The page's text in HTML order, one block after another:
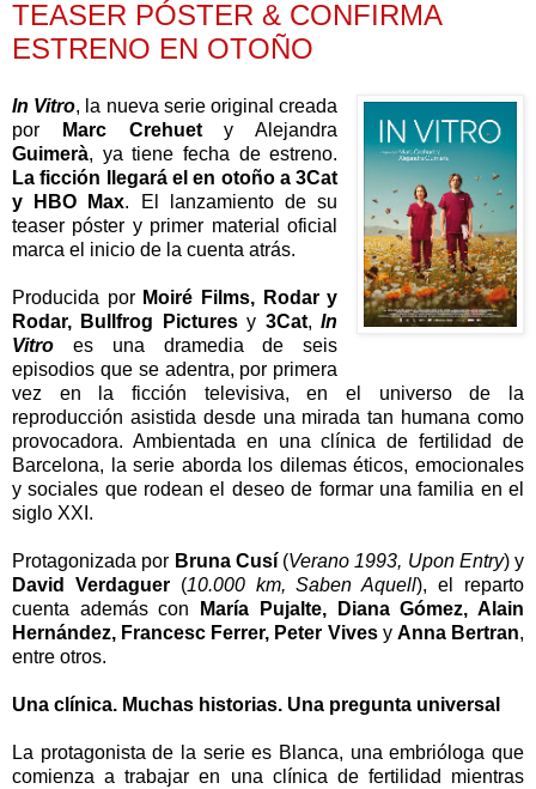
TEASER PÓSTER & CONFIRMA
ESTRENO EN OTOÑO
In Vitro, la nueva serie original creada
por
Marc Crehuety Alejandra
Guimerà, ya tiene fecha de estreno.
La ficción llegará el en otoño a 3Cat
y HBO Max. El lanzamiento de su
teaser póster y primer material oficial
marca el inicio de la cuenta atrás.
Producida por Moiré Films, Rodar y
Rodar, Bullfrog Picturesy 3Cat,In
Vitro es una dramedia de seis
episodios que se adentra, por primera
vez en la ficción televisiva, en el universo de la
reproducción asistida desde una mirada tan humana como
provocadora. Ambientada en una clínica de fertilidad de
Barcelona, la serie aborda los dilemas éticos, emocionales
y sociales que rodean el deseo de formar una familia en el
siglo XXI.
Protagonizada por Bruna Cusí(Verano 1993, Upon Entry) y
David Verdaguer(10.000 km, Saben Aquell), el reparto
cuenta además con
María Pujalte, Diana Gómez, Alain
Hernández, Francesc Ferrer, Peter Vivesy Anna Bertran,
entre otros.
Una clínica. Muchas historias. Una pregunta universal
La protagonista de la serie es Blanca, una embrióloga que
comienza a trabajar en una clínica de fertilidad mientras